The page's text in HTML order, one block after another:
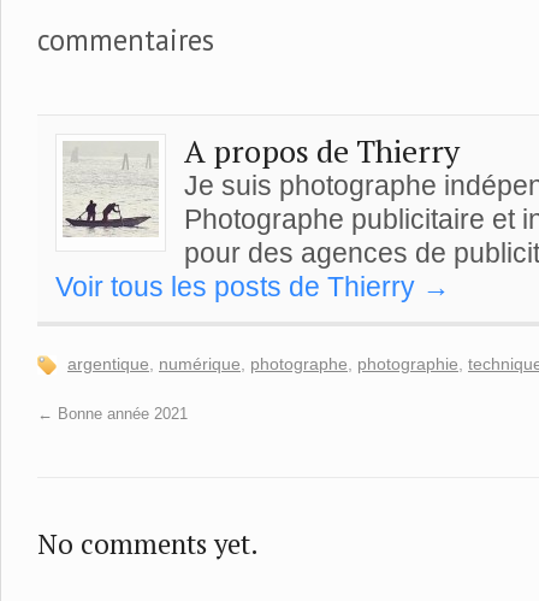
commentaires
A propos de Thierry
Je suis photographe
Photographe publicitaire et
pour des agences de
Voir tous les posts de Thierry →
argentique numérique photographe photographie
← Bonne année 2021
No comments yet.